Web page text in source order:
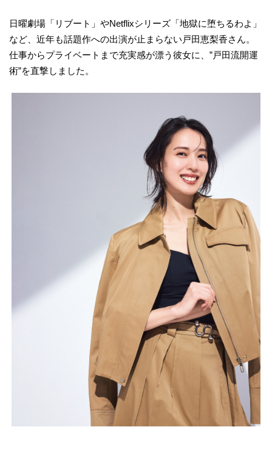
日曜劇場「リブート」やNetflixシリーズ「地獄に堕ちるわよ」
など、近年も話題作への出演が止まらない戸田恵梨香さん。
仕事からプライベートまで充実感が漂う彼女に、”戸田流開運
術”を直撃しました。